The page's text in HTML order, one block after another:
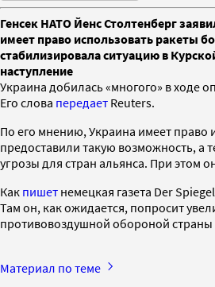
Генсек НАТО Йенс Столтенберг
имеет право использовать ракеты
стабилизировала ситуацию в
наступление
Украина добилась «многого» в ходе
Его слова передает Reuters.
По его мнению, Украина имеет право
предоставили такую возможность, а
угрозы для стран альянса. При этом
Как пишет немецкая газета Der
Там он, как ожидается, попросит
противовоздушной обороной страны
Материал по теме